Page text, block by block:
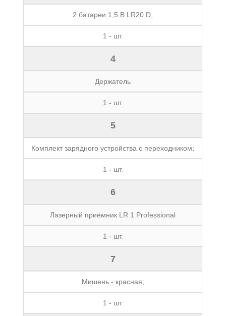
2 батареи 1,5 В LR20 D;
1 - шт.
4
Держатель
1 - шт.
5
Комплект зарядного устройства с переходником;
1 - шт.
6
Лазерный приёмник LR 1 Professional
1 - шт.
7
Мишень - красная;
1 - шт.